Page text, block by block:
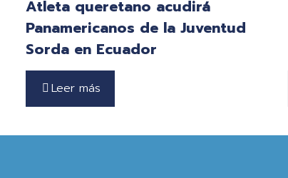
Atleta queretano acudirá
Panamericanos de la Juventud
Sorda en Ecuador
Leer más